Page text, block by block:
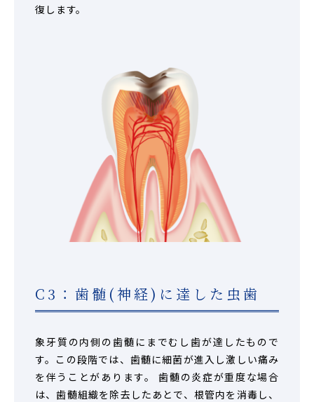
復します。
C3：歯髄(神経)に達した虫歯
象牙質の内側の歯髄にまでむし歯が達したもので
す。この段階では、歯髄に細菌が進入し激しい痛み
を伴うことがあります。 歯髄の炎症が重度な場合
は、歯髄組織を除去したあとで、根管内を消毒し、